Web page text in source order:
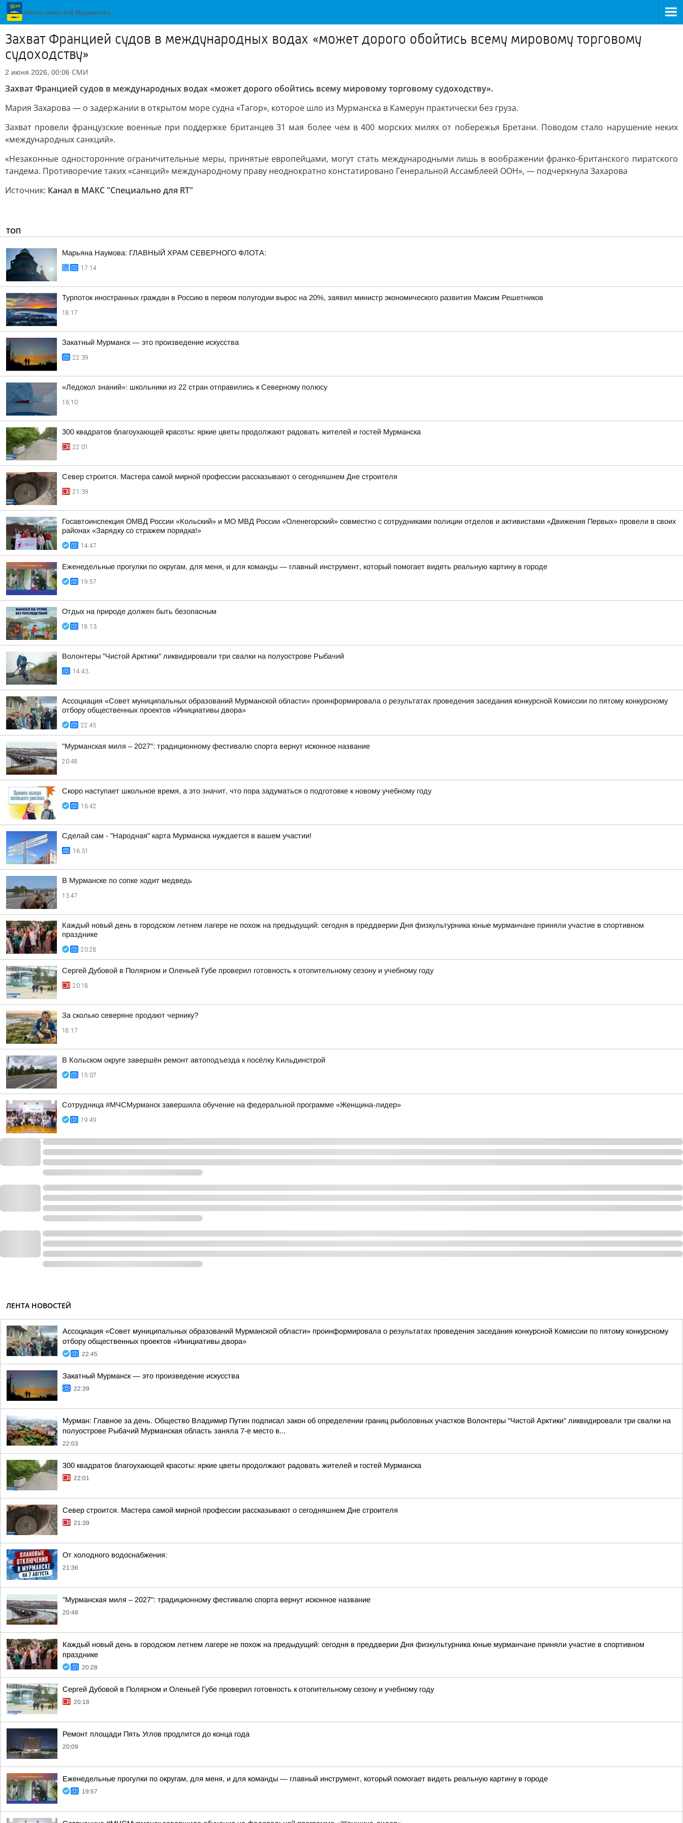
Захват Францией судов в международных водах «может дорого обойтись всему мировому торговому
судоходству»
2 июня 2026, 00:06 СМИ
Захват Францией судов в международных водах «может дорого обойтись всему мировому торговому судоходству».
Мария Захарова — о задержании в открытом море судна «Тагор», которое шло из Мурманска в Камерун практически без груза.
Захват провели французские военные при поддержке британцев 31 мая более чем в 400 морских милях от побережья Бретани. Поводом стало нарушение неких
«международных санкций».
«Незаконные односторонние ограничительные меры, принятые европейцами, могут стать международными лишь в воображении франко-британского пиратского
тандема. Противоречие таких «санкций» международному праву неоднократно констатировано Генеральной Ассамблеей ООН», — подчеркнула Захарова
Источник: Канал в МАКС "Специально для RT"
ТОП
Марьяна Наумова: ГЛАВНЫЙ ХРАМ СЕВЕРНОГО ФЛОТА:
17:14
Турпоток иностранных граждан в Россию в первом полугодии вырос на 20%, заявил министр экономического развития Максим Решетников
18:17
Закатный Мурманск — это произведение искусства
22:39
«Ледокол знаний»: школьники из 22 стран отправились к Северному полюсу
16:10
300 квадратов благоухающей красоты: яркие цветы продолжают радовать жителей и гостей Мурманска
22:01
Север строится. Мастера самой мирной профессии рассказывают о сегодняшнем Дне строителя
21:39
Госавтоинспекция ОМВД России «Кольский» и МО МВД России «Оленегорский» совместно с сотрудниками полиции отделов и активистами «Движения Первых» провели в своих
районах «Зарядку со стражем порядка!»
14:47
Еженедельные прогулки по округам, для меня, и для команды — главный инструмент, который помогает видеть реальную картину в городе
19:57
Отдых на природе должен быть безопасным
18:13
Волонтеры "Чистой Арктики" ликвидировали три свалки на полуострове Рыбачий
14:43
Ассоциация «Совет муниципальных образований Мурманской области» проинформировала о результатах проведения заседания конкурсной Комиссии по пятому конкурсному
отбору общественных проектов «Инициативы двора»
22:45
"Мурманская миля – 2027": традиционному фестивалю спорта вернут исконное название
20:48
Скоро наступает школьное время, а это значит, что пора задуматься о подготовке к новому учебному году
16:42
Сделай сам - "Народная" карта Мурманска нуждается в вашем участии!
16:31
В Мурманске по сопке ходит медведь
13:47
Каждый новый день в городском летнем лагере не похож на предыдущий: сегодня в преддверии Дня физкультурника юные мурманчане приняли участие в спортивном
празднике
20:28
Сергей Дубовой в Полярном и Оленьей Губе проверил готовность к отопительному сезону и учебному году
20:18
За сколько северяне продают чернику?
18:17
В Кольском округе завершён ремонт автоподъезда к посёлку Кильдинстрой
15:07
Сотрудница #МЧСМурманск завершила обучение на федеральной программе «Женщина-лидер»
19:49
ЛЕНТА НОВОСТЕЙ
Ассоциация «Совет муниципальных образований Мурманской области» проинформировала о результатах проведения заседания конкурсной Комиссии по пятому конкурсному
отбору общественных проектов «Инициативы двора»
22:45
Закатный Мурманск — это произведение искусства
22:39
Мурман: Главное за день. Общество Владимир Путин подписал закон об определении границ рыболовных участков Волонтеры "Чистой Арктики" ликвидировали три свалки на
полуострове Рыбачий Мурманская область заняла 7-е место в...
22:03
300 квадратов благоухающей красоты: яркие цветы продолжают радовать жителей и гостей Мурманска
22:01
Север строится. Мастера самой мирной профессии рассказывают о сегодняшнем Дне строителя
21:39
От холодного водоснабжения:
21:36
"Мурманская миля – 2027": традиционному фестивалю спорта вернут исконное название
20:48
Каждый новый день в городском летнем лагере не похож на предыдущий: сегодня в преддверии Дня физкультурника юные мурманчане приняли участие в спортивном
празднике
20:28
Сергей Дубовой в Полярном и Оленьей Губе проверил готовность к отопительному сезону и учебному году
20:18
Ремонт площади Пять Углов продлится до конца года
20:09
Еженедельные прогулки по округам, для меня, и для команды — главный инструмент, который помогает видеть реальную картину в городе
19:57